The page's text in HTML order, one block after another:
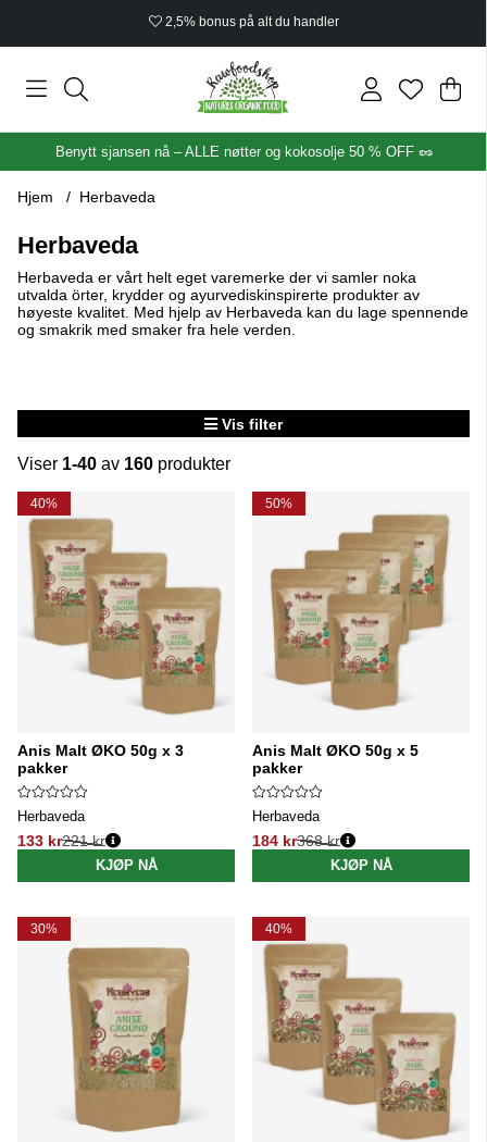
Økologisk sertifisert
.
Benytt sjansen nå – ALLE nøtter og kokosolje 50 % OFF 🥜
Hjem Herbaveda
Herbaveda
Herbaveda er vårt helt eget varemerke der vi samler noka
utvalda örter, krydder og ayurvediskinspirerte produkter av
høyeste kvalitet. Med hjelp av Herbaveda kan du lage spennende
og smakrik med smaker fra hele verden.
Vis filter
Viser 1-40 av 160 produkter
Produkter
40%
Anis Malt ØKO 50g x 3
pakker
Herbaveda
133 kr
Vanlig pris:
221 kr
KJØP NÅ
50%
Anis Malt ØKO 50g x 5
pakker
Herbaveda
184 kr
Vanlig pris:
368 kr
KJØP NÅ
30% 40%